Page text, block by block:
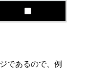
であるので、例